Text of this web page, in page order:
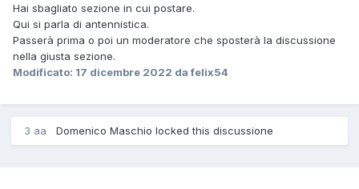
Hai sbagliato sezione in cui postare.
Qui si parla di antennistica.
Passerà prima o poi un moderatore che sposterà la discussione
nella giusta sezione.
Modificato: 17 dicembre 2022 da felix54
3 aa Domenico Maschio locked this discussione